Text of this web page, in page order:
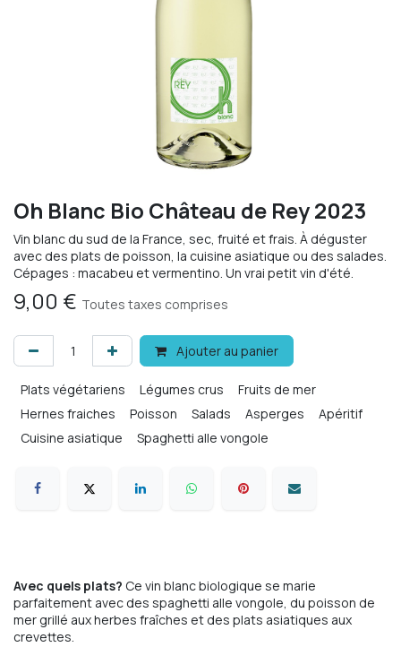
Oh Blanc Bio Château de Rey 2023
Vin blanc du sud de la France, sec, fruité et frais. À déguster
avec des plats de poisson, la cuisine asiatique ou des salades.
Cépages : macabeu et vermentino. Un vrai petit vin d'été.
9,00 € Toutes taxes comprises
Ajouter au panier
Plats végétariens Légumes crus
Fruits de mer
Hernes fraiches
Poisson Salads Asperges
Apéritif
Cuisine asiatique
Spaghetti alle vongole
Avec quels plats? Ce vin blanc biologique se marie
parfaitement avec des spaghetti alle vongole, du poisson de
mer grillé aux herbes fraîches et des plats asiatiques aux
crevettes.